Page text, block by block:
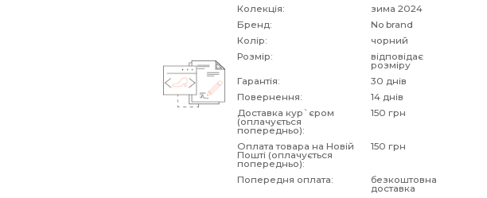
Колекція:
зима 2024
Бренд:
No brand
Колір:
чорний
Розмір:
відповідає
розміру
Гарантія:
30 днів
Повернення:
14 днів
Доставка кур`єром
(оплачується
попередньо):
150 грн
Оплата товара на Новій
Пошті (оплачується
попередньо):
150 грн
Попередня оплата: безкоштовна
доставка